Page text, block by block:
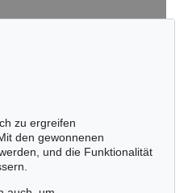
zu ergreifen
den gewonnenen
und die Funktionalität